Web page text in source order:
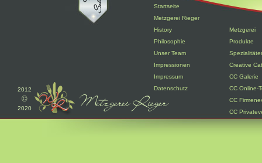
2012
©
2020
Startseite
Metzgerei Rieger
History
Metzgerei
Philosophie
Produkte
Unser Team
Impressionen
Creative
Impressum
CC Galerie
Datenschutz
CC Online-
CC
CC